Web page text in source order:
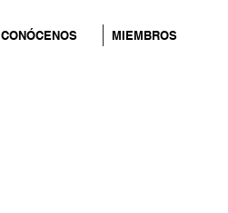
CONÓCENOS MIEMBROS